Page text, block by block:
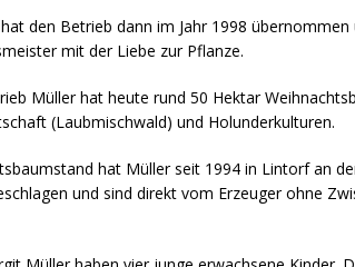
den Betrieb dann im Jahr 1998
mit der Liebe zur Pflanze.
Müller hat heute rund 50 Hektar
(Laubmischwald) und Holunderkulturen.
hat Müller seit 1994 in Lintorf an
und sind direkt vom Erzeuger ohne